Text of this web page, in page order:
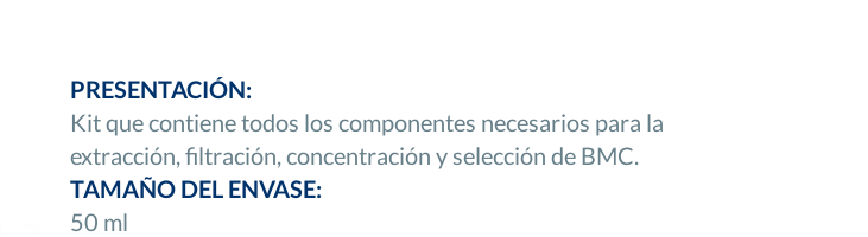
PRESENTACIÓN:
Kit que contiene todos los componentes necesarios para la
extracción, filtración, concentración y selección de BMC.
TAMAÑO DEL ENVASE:
50 ml